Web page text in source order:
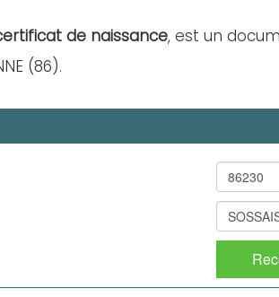
de naissance, est un
(86).